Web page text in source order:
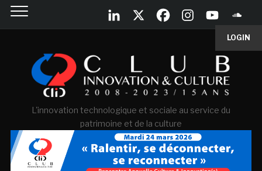
LOGIN
L'innovation technologique et sociale au service du
patrimoine et de la culture